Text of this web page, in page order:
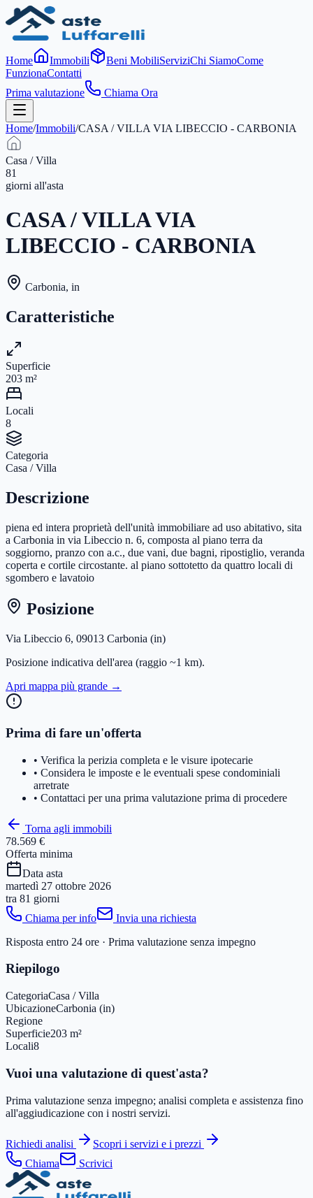
Home Immobili Beni MobiliServiziChi SiamoCome
FunzionaContatti
Prima valutazione
Chiama Ora
Home/Immobili/CASA / VILLA VIA LIBECCIO - CARBONIA
Casa / Villa
81
giorni all'asta
CASA / VILLA VIA
LIBECCIO - CARBONIA
Carbonia, in
Caratteristiche
Superficie
203 m²
Locali
8
Categoria
Casa / Villa
Descrizione
piena ed intera proprietà dell'unità immobiliare ad uso abitativo, sita
a Carbonia in via Libeccio n. 6, composta al piano terra da
soggiorno, pranzo con a.c., due vani, due bagni, ripostiglio, veranda
coperta e cortile circostante. al piano sottotetto da quattro locali di
sgombero e lavatoio
Posizione
Via Libeccio 6, 09013 Carbonia (in)
Posizione indicativa dell'area (raggio ~1 km).
Apri mappa più grande →
Prima di fare un'offerta
• Verifica la perizia completa e le visure ipotecarie
• Considera le imposte e le eventuali spese condominiali
arretrate
• Contattaci per una prima valutazione prima di procedere
Torna agli immobili
78.569 €
Offerta minima
Data asta
martedì 27 ottobre 2026
tra 81 giorni
Chiama per info
Invia una richiesta
Risposta entro 24 ore · Prima valutazione senza impegno
Riepilogo
CategoriaCasa / Villa
UbicazioneCarbonia (in)
Regione
Superficie203 m²
Locali8
Vuoi una valutazione di quest'asta?
Prima valutazione senza impegno; analisi completa e assistenza fino
all'aggiudicazione con i nostri servizi.
Richiedi analisi
Scopri i servizi e i prezzi
Chiama
Scrivici